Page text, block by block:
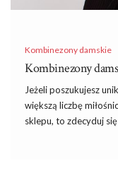
Kombinezony damskie
Kombinezony
Jeżeli poszukujesz
większą liczbę
sklepu, to zdecyduj się